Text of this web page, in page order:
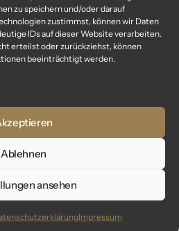
zu speichern und/oder darauf
zustimmst, können wir Daten
IDs auf dieser Website verarbeiten.
erteilst oder zurückziehst, können
beeinträchtigt werden.
Ablehnen
ansehen
Impressum